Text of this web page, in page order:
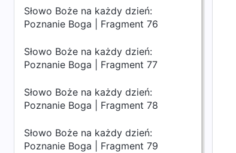
Słowo Boże na każdy dzień:
Poznanie Boga | Fragment 76
Słowo Boże na każdy dzień:
Poznanie Boga | Fragment 77
Słowo Boże na każdy dzień:
Poznanie Boga | Fragment 78
Słowo Boże na każdy dzień:
Poznanie Boga | Fragment 79